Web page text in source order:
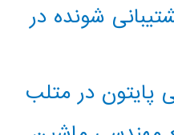
شونده در
پایتون در متلب